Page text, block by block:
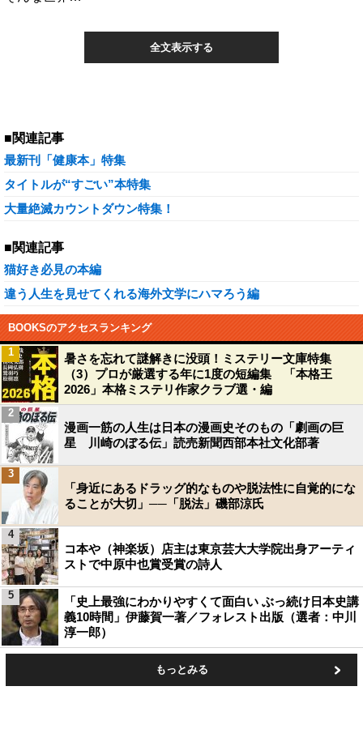
全文表示する
■関連記事
最新刊「健康本」特集
タイトルが“すごい”本特集
大量絶滅カウントダウン特集！
■関連記事
猫好き必見の本編
違う人生を見せてくれる海外文学にハマろう編
BOOKSのアクセスランキング
暑さを忘れて謎解きに没頭！ミステリー文庫特集
（3）プロが厳選する年に1度の短編集 「本格王
2026」本格ミステリ作家クラブ選・編
1
漫画一筋の人生は日本の漫画史そのもの「劇画の巨
星 川崎のぼる伝」読売新聞西部本社文化部著
2
「身近にあるドラッグ的なものや脱法性に自覚的にな
ることが大切」──「脱法」磯部涼氏
3
コ本や（神楽坂）店主は東京芸大大学院出身アーティ
ストで中原中也賞受賞の詩人
4
「史上最強にわかりやすくて面白い ぶっ続け日本史講
義10時間」伊藤賀一著／フォレスト出版（選者：中川
淳一郎）
5
もっとみる